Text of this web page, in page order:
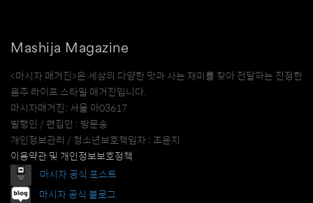
Mashija Magazine
<마시자 매거진>은 세상의 다양한 맛과 사는 재미를 찾아 전달하는 진정한
음주 라이프 스타일 매거진입니다.
마시자매거진: 서울 아03617
발행인 / 편집인 : 방문송
개인정보관리 / 청소년보호책임자 : 조윤지
이용약관 및 개인정보보호정책
마시자 공식 포스트
마시자 공식 블로그